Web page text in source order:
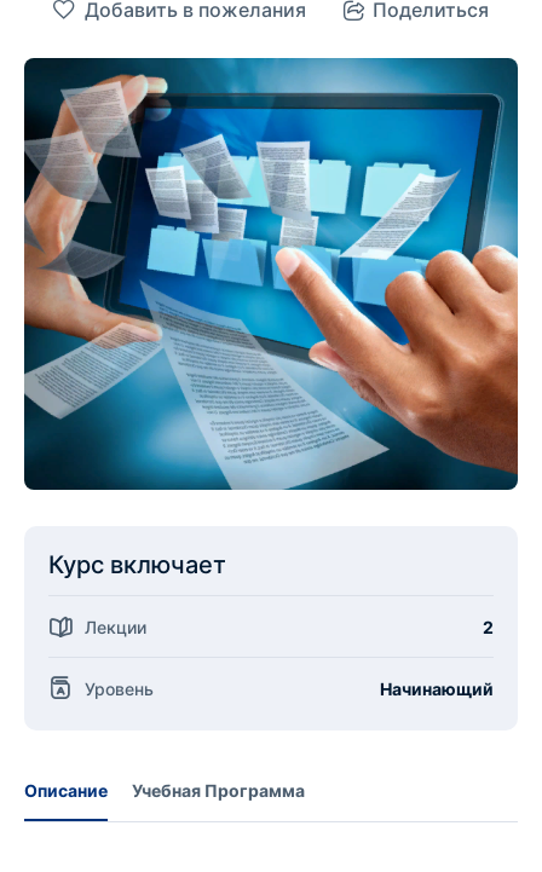
Описание Учебная Программа
Добавить в пожелания Поделиться
Курс включает
Лекции 2
Уровень Начинающий